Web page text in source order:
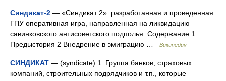
Синдикат-2 — «Синдикат 2» разработанная и проведенная
ГПУ оперативная игра, направленная на ликвидацию
савинковского антисоветского подполья. Содержание 1
Предыстория 2 Внедрение в эмиграцию …
Википедия
СИНДИКАТ — (syndicate) 1. Группа банков, страховых
компаний, строительных подрядчиков и т.п., которые